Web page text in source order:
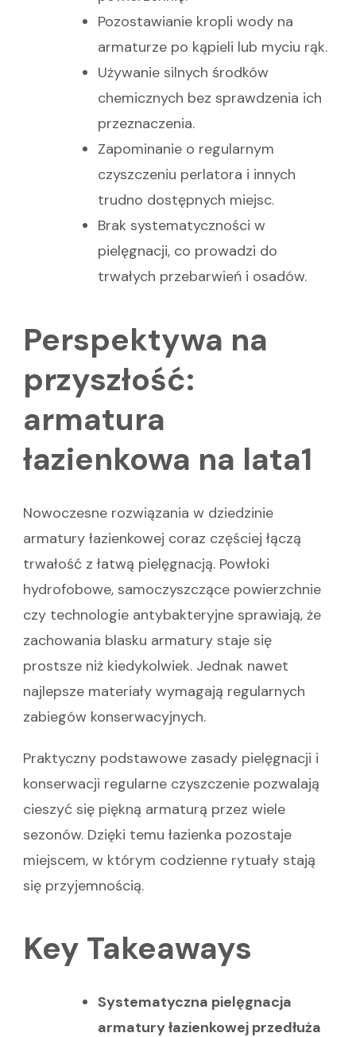
Pozostawianie kropli wody na
armaturze po kąpieli lub myciu rąk.
Używanie silnych środków
chemicznych bez sprawdzenia ich
przeznaczenia.
Zapominanie o regularnym
czyszczeniu perlatora i innych
trudno dostępnych miejsc.
Brak systematyczności w
pielęgnacji, co prowadzi do
trwałych przebarwień i osadów.
Perspektywa na
przyszłość:
armatura
łazienkowa na lata1
Nowoczesne rozwiązania w dziedzinie
armatury łazienkowej coraz częściej łączą
trwałość z łatwą pielęgnacją. Powłoki
hydrofobowe, samoczyszczące powierzchnie
czy technologie antybakteryjne sprawiają, że
zachowania blasku armatury staje się
prostsze niż kiedykolwiek. Jednak nawet
najlepsze materiały wymagają regularnych
zabiegów konserwacyjnych.
Praktyczny podstawowe zasady pielęgnacji i
konserwacji regularne czyszczenie pozwalają
cieszyć się piękną armaturą przez wiele
sezonów. Dzięki temu łazienka pozostaje
miejscem, w którym codzienne rytuały stają
się przyjemnością.
Key Takeaways
Systematyczna pielęgnacja
armatury łazienkowej przedłuża